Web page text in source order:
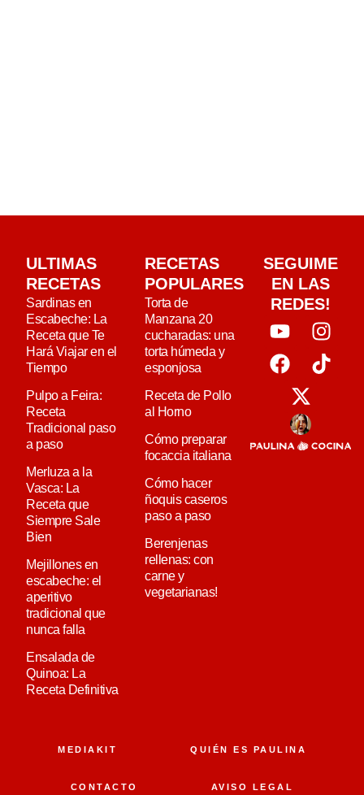
ULTIMAS
RECETAS
Sardinas en
Escabeche: La
Receta que Te
Hará Viajar en el
Tiempo
Pulpo a Feira:
Receta
Tradicional paso
a paso
Merluza a la
Vasca: La
Receta que
Siempre Sale
Bien
Mejillones en
escabeche: el
aperitivo
tradicional que
nunca falla
Ensalada de
Quinoa: La
Receta Definitiva
RECETAS
POPULARES
Torta de
Manzana 20
cucharadas: una
torta húmeda y
esponjosa
Receta de Pollo
al Horno
Cómo preparar
focaccia italiana
Cómo hacer
ñoquis caseros
paso a paso
Berenjenas
rellenas: con
carne y
vegetarianas!
SEGUIME
EN LAS
REDES!
MEDIAKIT QUIÉN ES PAULINA
CONTACTO AVISO LEGAL